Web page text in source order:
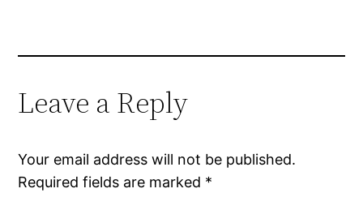
Leave a Reply
Your email address will not be published.
Required fields are marked *